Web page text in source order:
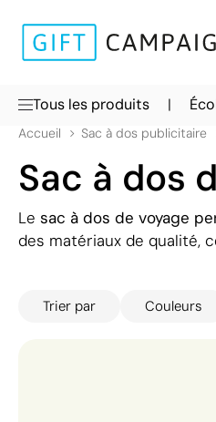
Tous les produits |
Accueil Sac à dos publicitaire
Sac à dos
Le sac à dos de voyage
des matériaux de qualité,
votre marque lorsque la
Trier par Couleurs